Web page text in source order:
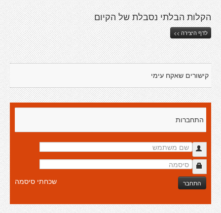
הקלות הבלתי נסבלת של הקיום
לדף היצירה >>
קישורים שאקח עימי
התחברות
התחבר שכחתי סיסמה